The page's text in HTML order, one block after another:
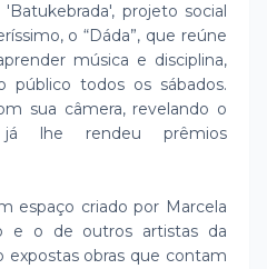
projeto social
o “Dáda”, que reúne
música e disciplina,
público todos os sábados.
sua câmera, revelando o
lhe rendeu prêmios
espaço criado por Marcela
e o de outros artistas da
expostas obras que contam